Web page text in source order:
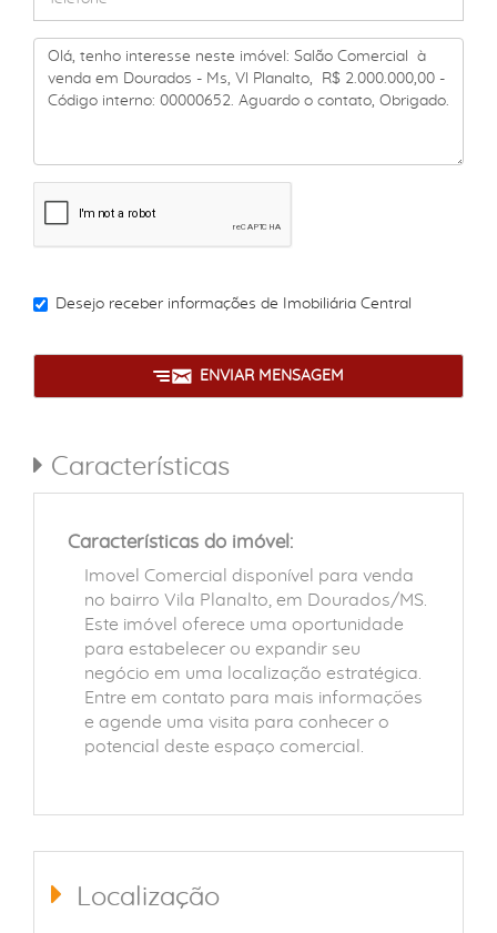
Desejo receber informações de Imobiliária Central
ENVIAR MENSAGEM
Características
Características do imóvel:
Imovel Comercial disponível para venda
no bairro Vila Planalto, em Dourados/MS.
Este imóvel oferece uma oportunidade
para estabelecer ou expandir seu
negócio em uma localização estratégica.
Entre em contato para mais informações
e agende uma visita para conhecer o
potencial deste espaço comercial.
Localização